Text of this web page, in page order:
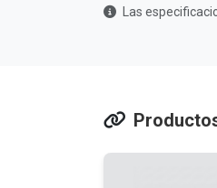
Las